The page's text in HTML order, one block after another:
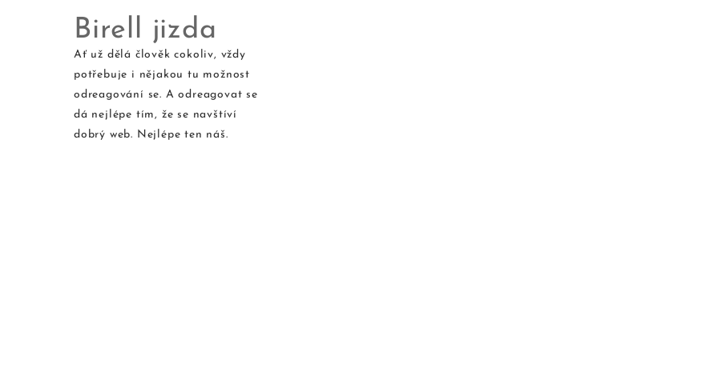
Skip
to
content
Birell jizda
Ať už dělá člověk cokoliv, vždy
potřebuje i nějakou tu možnost
odreagování se. A odreagovat se
dá nejlépe tím, že se navštíví
dobrý web. Nejlépe ten náš.